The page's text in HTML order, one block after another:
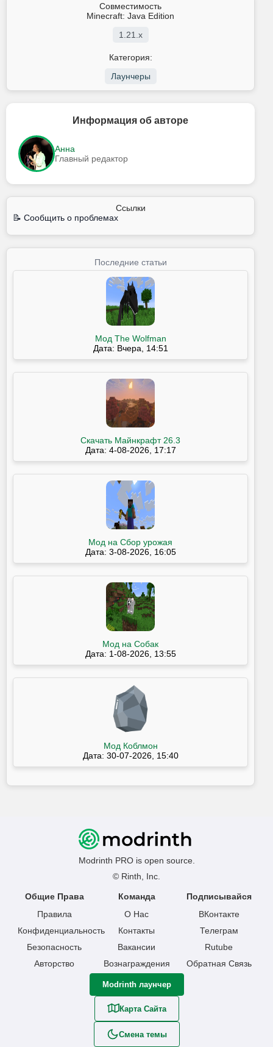
Совместимость
Minecraft: Java Edition
1.21.x
Категория:
Лаунчеры
Информация об авторе
Анна
Главный редактор
Ссылки
📝 Сообщить о проблемах
Последние статьи
Мод The Wolfman
Дата: Вчера, 14:51
Скачать Майнкрафт 26.3
Дата: 4-08-2026, 17:17
Мод на Сбор урожая
Дата: 3-08-2026, 16:05
Мод на Собак
Дата: 1-08-2026, 13:55
Мод Коблмон
Дата: 30-07-2026, 15:40
Modrinth PRO is open source.
© Rinth, Inc.
Общие Права
Правила
Конфиденциальность
Безопасность
Авторство
Команда
О Нас
Контакты
Вакансии
Вознаграждения
Подписывайся
ВКонтакте
Телеграм
Rutube
Обратная Связь
Modrinth лаунчер
Карта Сайта
Смена темы